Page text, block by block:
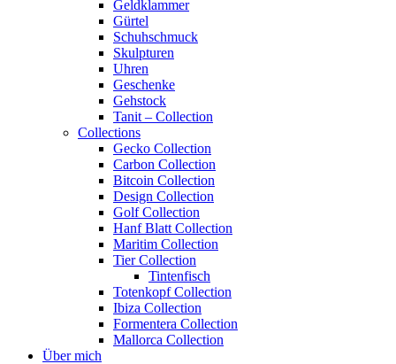
Geldklammer
Gürtel
Schuhschmuck
Skulpturen
Uhren
Geschenke
Gehstock
Tanit – Collection
Collections
Gecko Collection
Carbon Collection
Bitcoin Collection
Design Collection
Golf Collection
Hanf Blatt Collection
Maritim Collection
Tier Collection
Tintenfisch
Totenkopf Collection
Ibiza Collection
Formentera Collection
Mallorca Collection
Über mich